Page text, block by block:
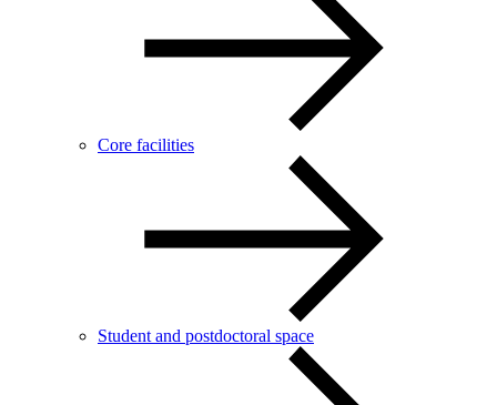
Core facilities
Student and postdoctoral space